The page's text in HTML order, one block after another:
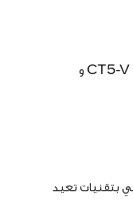
أداء مميز بنظام دفع خلفي قياسي في CT5-V و
بتقنيات تعيد